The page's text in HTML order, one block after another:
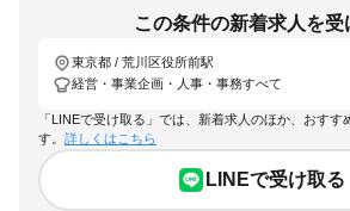
この条件の新着求人を受
東京都 / 荒川区役所前駅
経営・事業企画・人事・事務すべて
「LINEで受け取る」では、新着求人のほか、おすす
す。 詳しくはこちら
LINEで受け取る